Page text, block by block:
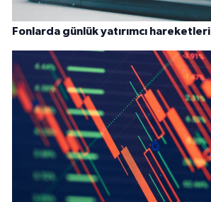
Fonlarda günlük yatırımcı hareketleri